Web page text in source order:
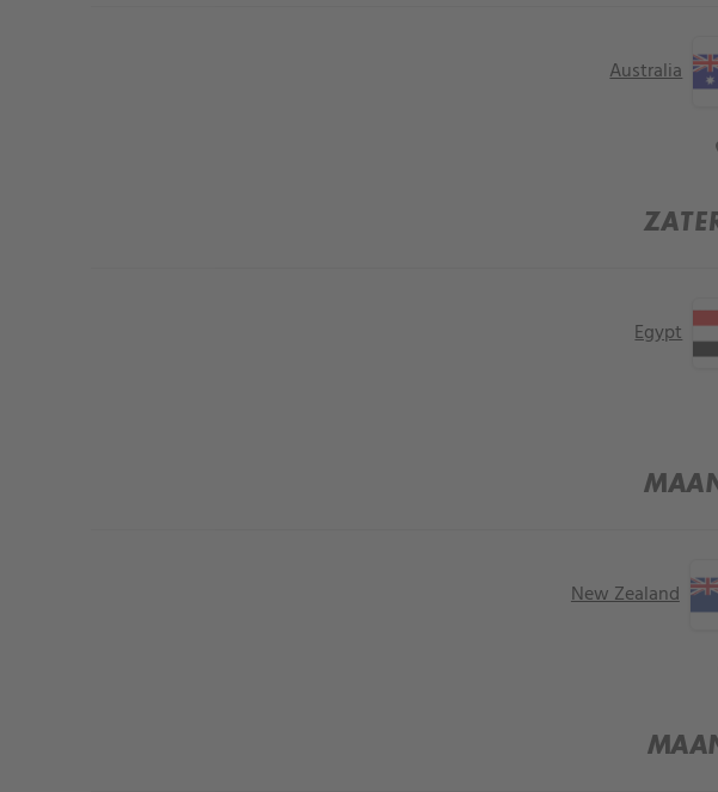
Australia
Egypt
New Zealand